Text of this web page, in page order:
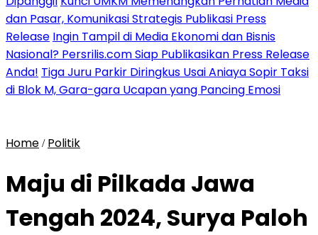
dan Pasar, Komunikasi Strategis Publikasi Press
Release Ingin Tampil di Media Ekonomi dan Bisnis
Nasional? Persrilis.com Siap Publikasikan Press Release
Anda! Tiga Juru Parkir Diringkus Usai Aniaya Sopir Taksi
di Blok M, Gara-gara Ucapan yang Pancing Emosi
Home / Politik
Maju di Pilkada Jawa
Tengah 2024, Surya Paloh